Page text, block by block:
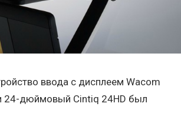
ввода с дисплеем Wacom
24-дюймовый Cintiq 24HD был